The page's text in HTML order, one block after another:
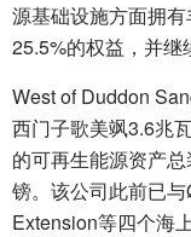
源基础设施方面拥
25.5%的权益，并继
West of Duddon
西门子歌美飒3.6兆
的可再生能源资产
镑。该公司此前已
Extension等四个海